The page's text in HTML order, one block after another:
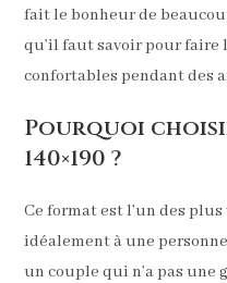
fait le bonheur de
qu’il faut savoir pour faire
confortables pendant des
Pourquoi
140×190 ?
Ce format est l’un des
idéalement à une
un couple qui n’a pas une